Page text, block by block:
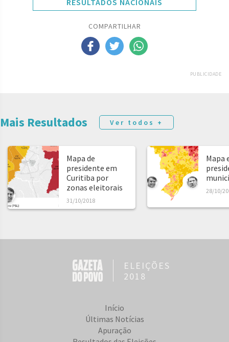
RESULTADOS NACIONAIS
COMPARTILHAR
PUBLICIDADE
Mais Resultados Ver todos +
Mapa de
presidente em
Curitiba por
zonas eleitorais
31/10/2018
Mapa
28/10/
ELEIÇÕES
2018
Início
Últimas Notícias
Apuração